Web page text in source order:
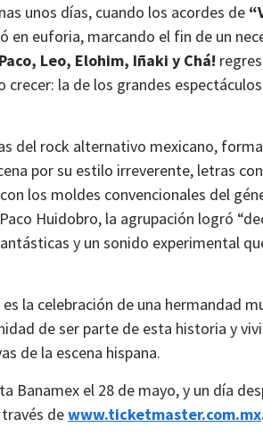
unos días, cuando los acordes de
euforia, marcando el fin de un
Paco, Leo, Elohim, Iñaki y Chá!
la de los grandes
del rock alternativo mexicano,
por su estilo irreverente, letras
los moldes convencionales del
Huidobro, la agrupación logró
y un sonido experimental
la celebración de una hermandad
de ser parte de esta historia y
de la escena hispana.
Banamex el 28 de mayo, y un día
dewww.ticketmaster.com.mx